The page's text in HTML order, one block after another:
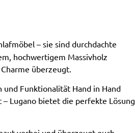
– sie sind durchdachte
hochwertigem Massivholz
überzeugt.
und Funktionalität Hand in Hand
Lugano bietet die perfekte Lösung